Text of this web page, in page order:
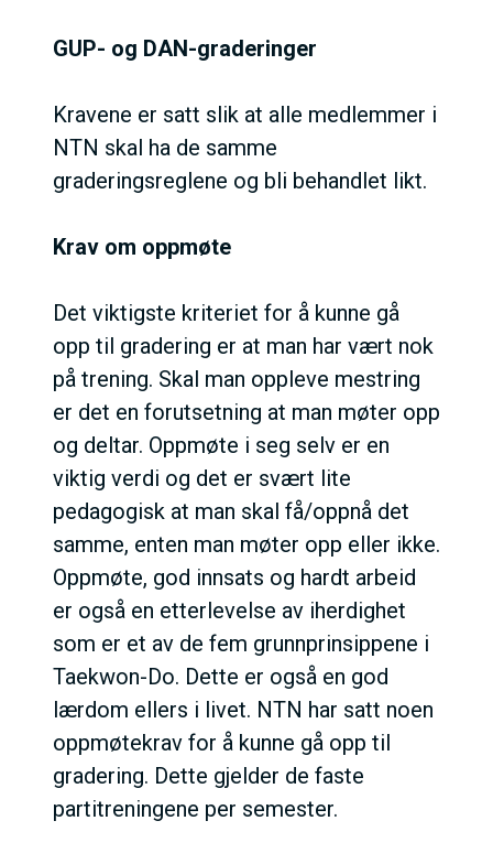
GUP- og DAN-graderinger
Kravene er satt slik at alle medlemmer i
NTN skal ha de samme
graderingsreglene og bli behandlet likt.
Krav om oppmøte
Det viktigste kriteriet for å kunne gå
opp til gradering er at man har vært nok
på trening. Skal man oppleve mestring
er det en forutsetning at man møter opp
og deltar. Oppmøte i seg selv er en
viktig verdi og det er svært lite
pedagogisk at man skal få/oppnå det
samme, enten man møter opp eller ikke.
Oppmøte, god innsats og hardt arbeid
er også en etterlevelse av iherdighet
som er et av de fem grunnprinsippene i
Taekwon-Do. Dette er også en god
lærdom ellers i livet. NTN har satt noen
oppmøtekrav for å kunne gå opp til
gradering. Dette gjelder de faste
partitreningene per semester.